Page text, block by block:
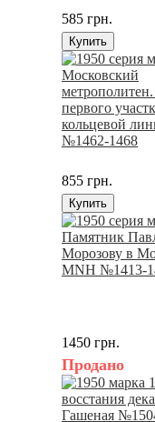
585 грн.
Купить
855 грн.
Купить
1450 грн.
Продано